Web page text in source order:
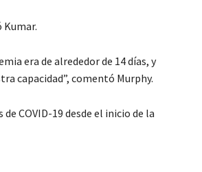
Kumar.
era de alrededor de 14 días, y
capacidad”, comentó Murphy.
COVID-19 desde el inicio de la